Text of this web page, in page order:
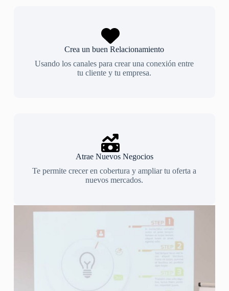
Crea un buen Relacionamiento
Usando los canales para crear una conexión entre
tu cliente y tu empresa.
Atrae Nuevos Negocios
Te permite crecer en cobertura y ampliar tu oferta a
nuevos mercados.